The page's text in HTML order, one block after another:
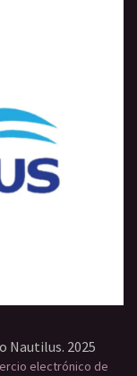
Nautilus. 2025
electrónico de